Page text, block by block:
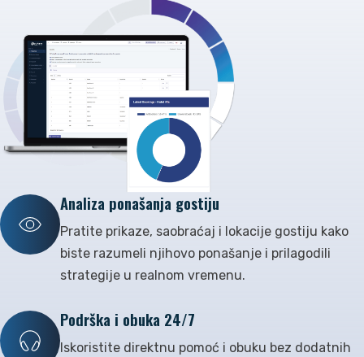
Analiza ponašanja gostiju
Pratite prikaze, saobraćaj i lokacije gostiju kako
biste razumeli njihovo ponašanje i prilagodili
strategije u realnom vremenu.
Podrška i obuka 24/7
Iskoristite direktnu pomoć i obuku bez dodatnih